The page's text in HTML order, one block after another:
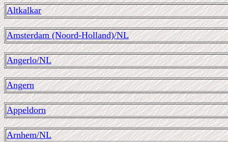
Altkalkar
Amsterdam (Noord-Holland)/NL
Angerlo/NL
Angern
Appeldorn
Arnhem/NL